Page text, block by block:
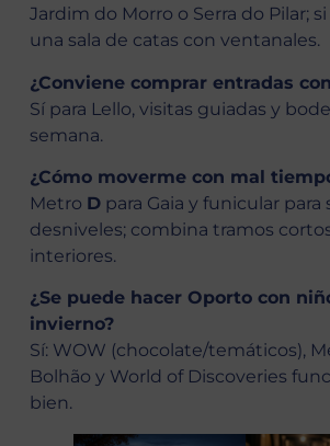
Jardim do Morro o Serra do Pilar;
una sala de catas con ventanales.
¿Conviene comprar entradas
Sí para Lello, visitas guiadas y
semana.
¿Cómo moverme con mal
Metro Dpara Gaia y funicular para
desniveles; combina tramos
interiores.
¿Se puede hacer Oporto con
invierno?
Sí: WOW (chocolate/temáticos),
Bolhão y World of Discoveries
bien.